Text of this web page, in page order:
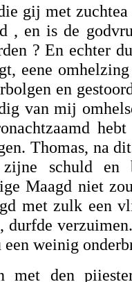
gij met
, en is de
? En echter
eene
en
van mij
Thomas, na
schuld en
Maagd niet
met zulk een
durfde
weinig
den